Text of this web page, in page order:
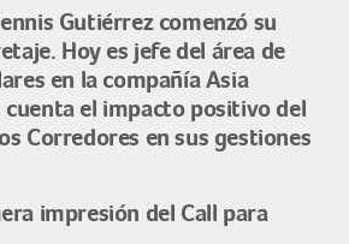
Gutiérrez comenzó su
Hoy es jefe del área de
en la compañía Asia
cuenta el impacto positivo del
Corredores en sus gestiones
impresión del Call para